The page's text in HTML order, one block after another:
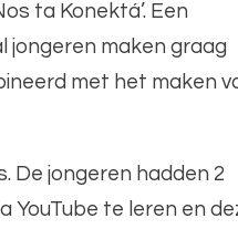
ta Konektá’. Een
jongeren maken graag
met het maken
De jongeren hadden 2
YouTube te leren en